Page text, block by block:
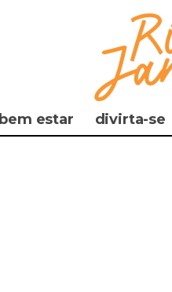
bem estar divirta-se